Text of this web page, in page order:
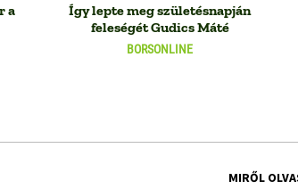
a
BORSONLINE
Így lepte meg születésnapján
feleségét Gudics Máté
MIRŐL